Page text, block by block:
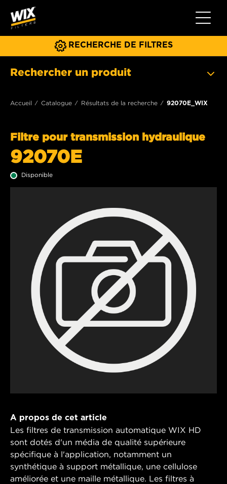
Toggle
RECHERCHE DE FILTRES
Rechercher un produit
Accueil Catalogue Résultats de la recherche 92070E_WIX
Filtre pour transmission hydraulique
92070E
Disponible
A propos de cet article
Les filtres de transmission automatique WIX HD
sont dotés d'un média de qualité supérieure
spécifique à l'application, notamment un
synthétique à support métallique, une cellulose
améliorée et une maille métallique. Les filtres à